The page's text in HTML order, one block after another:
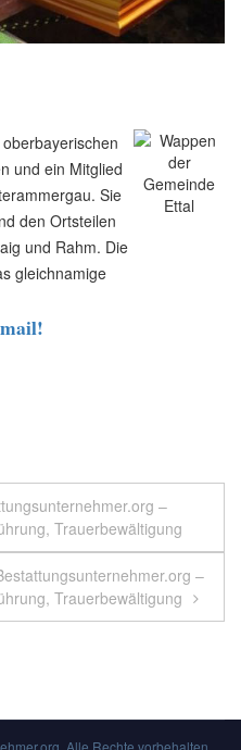
und ein Mitglied
Sie
den Ortsteilen
und Rahm. Die
gleichnamige
–
Trauerbewältigung
–
Trauerbewältigung
. Alle Rechte vorbehalten.